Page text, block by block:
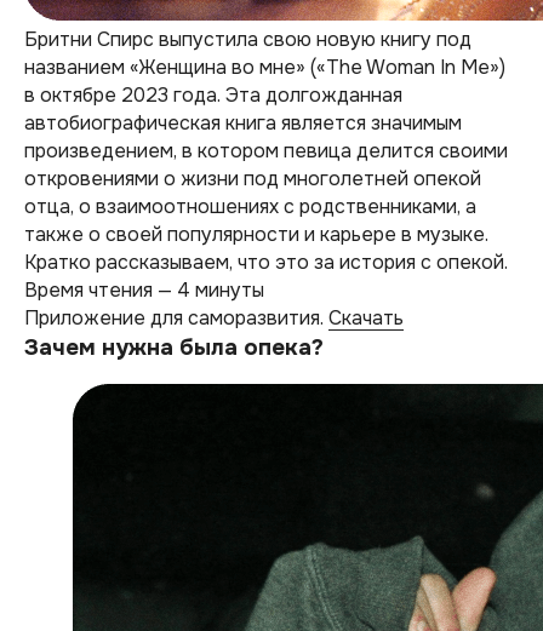
Бритни Спирс выпустила свою новую книгу под
названием «Женщина во мне» («The Woman In Me»)
в октябре 2023 года​​​​. Эта долгожданная
автобиографическая книга является значимым
произведением, в котором певица делится своими
откровениями о жизни под многолетней опекой
отца, о взаимоотношениях с родственниками, а
также о своей популярности и карьере в музыке​​​​.
Кратко рассказываем, что это за история с опекой.
Время чтения — 4 минуты
Приложение для саморазвития. Скачать
Зачем нужна была опека?